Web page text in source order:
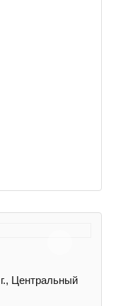
Центральный